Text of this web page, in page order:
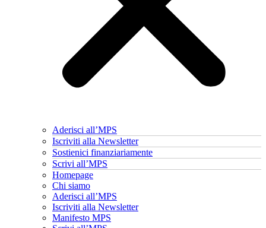
Aderisci all’MPS
Iscriviti alla Newsletter
Sostienici finanziariamente
Scrivi all’MPS
Homepage
Chi siamo
Aderisci all’MPS
Iscriviti alla Newsletter
Manifesto MPS